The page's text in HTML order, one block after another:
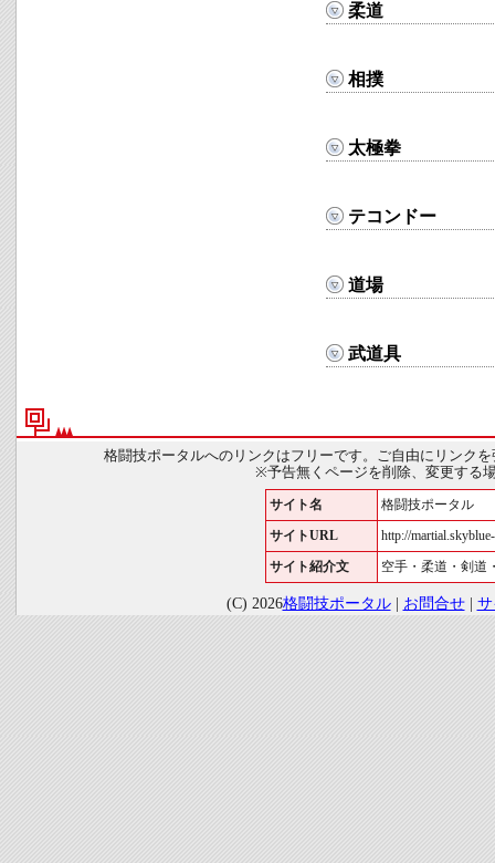
柔道
相撲
太極拳
テコンドー
道場
武道具
格闘技ポータルへのリンクはフリーです。ご自由にリンク
※予告無くページを削除、変更する
サイト名 格闘技ポータル
サイトURL http://
サイト紹介文 空手・柔道・剣道
(C) 2026格闘技ポータル| お問合せ|